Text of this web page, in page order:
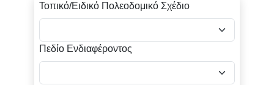
Τοπικό/Ειδικό Πολεοδομικό Σχέδιο
Πεδίο Ενδιαφέροντος